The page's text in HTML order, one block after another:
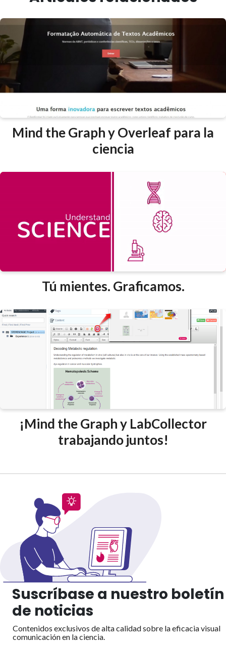
Mind the Graph y Overleaf para la
ciencia
Tú mientes. Graficamos.
¡Mind the Graph y LabCollector
trabajando juntos!
Suscríbase a nuestro boletín
de noticias
Contenidos exclusivos de alta calidad sobre la eficacia visual
comunicación en la ciencia.